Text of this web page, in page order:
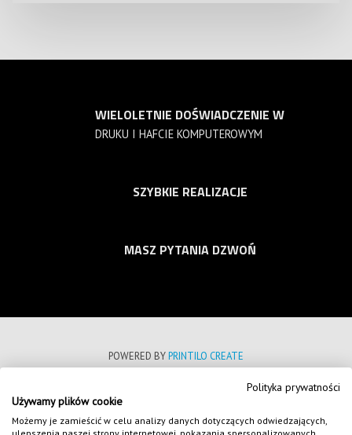
WIELOLETNIE DOŚWIADCZENIE W
DRUKU I HAFCIE KOMPUTEROWYM
SZYBKIE REALIZACJE
MASZ PYTANIA DZWOŃ
POWERED BYPRINTILO CREATE
REGULAMIN SKLEPU INTERNETOWEGO
Polityka prywatności
Używamy plików cookie
Możemy je zamieścić w celu analizy danych dotyczących odwiedzających,